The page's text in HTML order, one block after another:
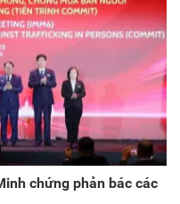
chứng phản bác các